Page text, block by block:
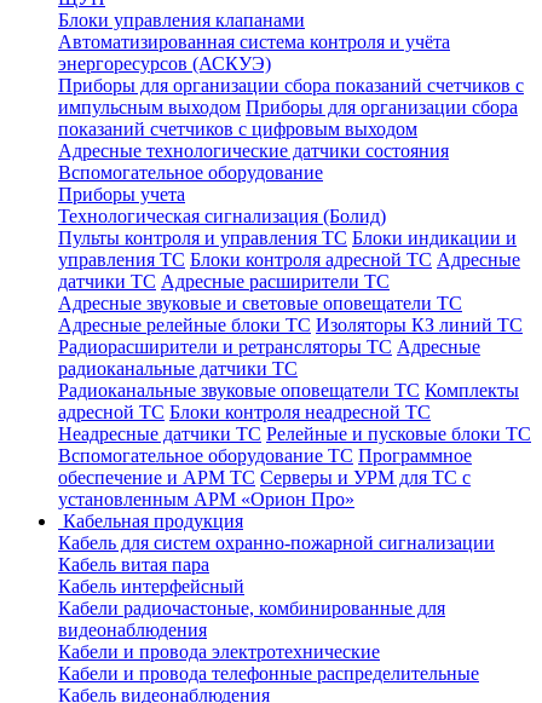
Блоки управления клапанами
Автоматизированная система контроля и учёта
энергоресурсов (АСКУЭ)
Приборы для организации сбора показаний счетчиков с
импульсным выходом Приборы для организации сбора
показаний счетчиков с цифровым выходом
Адресные технологические датчики состояния
Вспомогательное оборудование
Приборы учета
Технологическая сигнализация (Болид)
Пульты контроля и управления ТС Блоки индикации и
управления ТС Блоки контроля адресной ТС Адресные
датчики ТС Адресные расширители ТС
Адресные звуковые и световые оповещатели ТС
Адресные релейные блоки ТС Изоляторы КЗ линий ТС
Радиорасширители и ретрансляторы ТС Адресные
радиоканальные датчики ТС
Радиоканальные звуковые оповещатели ТС Комплекты
адресной ТС Блоки контроля неадресной ТС
Неадресные датчики ТС Релейные и пусковые блоки ТС
Вспомогательное оборудование ТС Программное
обеспечение и АРМ ТС Серверы и УРМ для ТС с
установленным АРМ «Орион Про»
Кабельная продукция
Кабель для систем охранно-пожарной сигнализации
Кабель витая пара
Кабель интерфейсный
Кабели радиочастоные, комбинированные для
видеонаблюдения
Кабели и провода электротехнические
Кабели и провода телефонные распределительные
Кабель видеонаблюдения